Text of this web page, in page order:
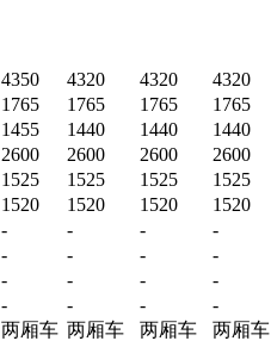
4350 4320 4320 4320
1765 1765 1765 1765
1455 1440 1440 1440
2600 2600 2600 2600
1525 1525 1525 1525
1520 1520 1520 1520
- - - -
- - - -
- - - -
- - - -
两厢车 两厢车 两厢车 两厢车